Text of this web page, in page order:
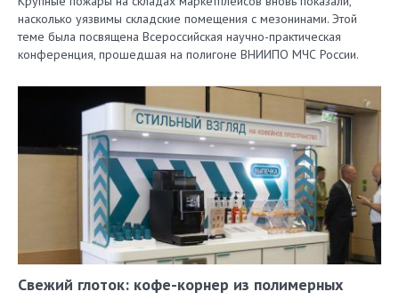
насколько уязвимы складские помещения с мезонинами. Этой
теме была посвящена Всероссийская научно-практическая
конференция, прошедшая на полигоне ВНИИПО МЧС России.
Свежий глоток: кофе-корнер из полимерных